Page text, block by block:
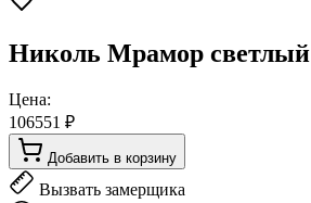
Николь Мрамор светлый
Цена:
106551 ₽
Добавить в корзину
Вызвать замерщика